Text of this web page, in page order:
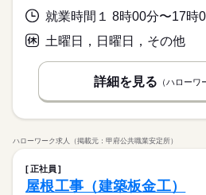
就業時間１ 8時00分〜17時
土曜日，日曜日，その他
詳細を見る （ハローワ
ハローワーク求人（掲載元：甲府公共職業安定所）
正社員
屋根工事（建築板金工）